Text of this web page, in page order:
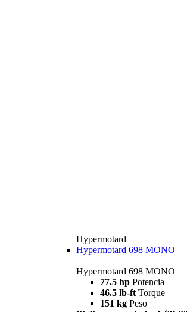
Hypermotard
Hypermotard 698 MONO
Hypermotard 698 MONO
77.5 hp Potencia
46.5 lb-ft Torque
151 kg Peso